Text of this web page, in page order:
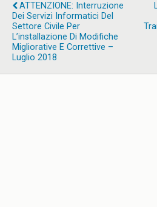
ATTENZIONE: Interruzione
Dei Servizi Informatici Del
Settore Civile Per
L’installazione Di Modifiche
Migliorative E Correttive –
Luglio 2018